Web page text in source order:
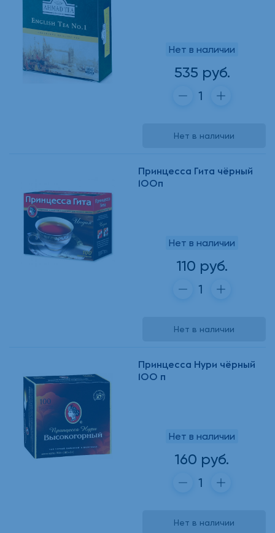
Нет в наличии
535 руб.
Нет в наличии
Принцесса Гита чёрный
100п
Нет в наличии
110 руб.
Нет в наличии
Принцесса Нури чёрный
100 п
Нет в наличии
160 руб.
Нет в наличии